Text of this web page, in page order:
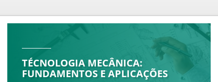
TÉCNOLOGIA MECÂNICA:
FUNDAMENTOS E APLICAÇÕES